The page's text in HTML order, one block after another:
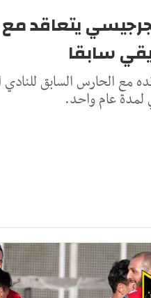
يتعاقد
سابقا
مع الحارس السابق للنادي
لمدة عام واحد.